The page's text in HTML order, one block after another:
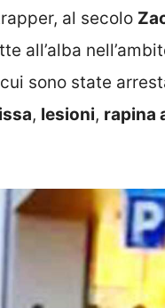
al secolo
all’alba
sono state
, lesioni, rapina